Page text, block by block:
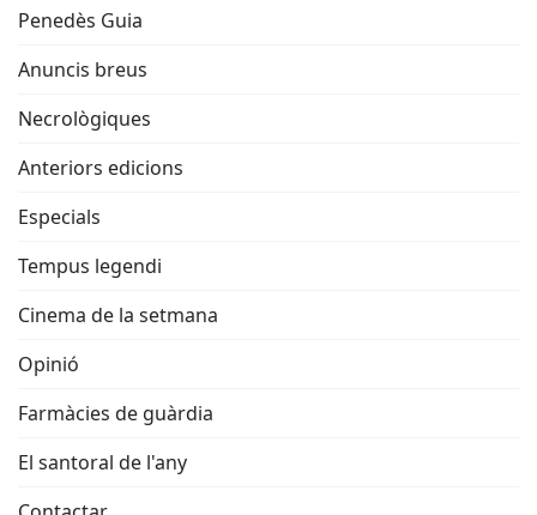
Penedès Guia
Anuncis breus
Necrològiques
Anteriors edicions
Especials
Tempus legendi
Cinema de la setmana
Opinió
Farmàcies de guàrdia
El santoral de l'any